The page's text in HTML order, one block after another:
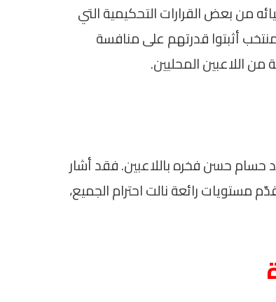
من بعض القرارات التحكيمية التي
أثبتوا قدرتهم على منافسة
اللاعبين المحليين.
من الخروج من البطولة عند مرحلة الـ16، أكد حسام حسن فخره باللاعبين. فقد أشار
مستويات رائعة نالت احترام الجميع،